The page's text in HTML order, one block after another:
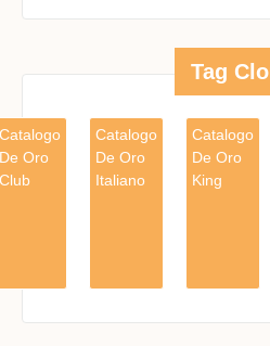
Tag
Catalogo
De Oro
Club
Catalogo
De Oro
Italiano
Catalogo
De Oro
King